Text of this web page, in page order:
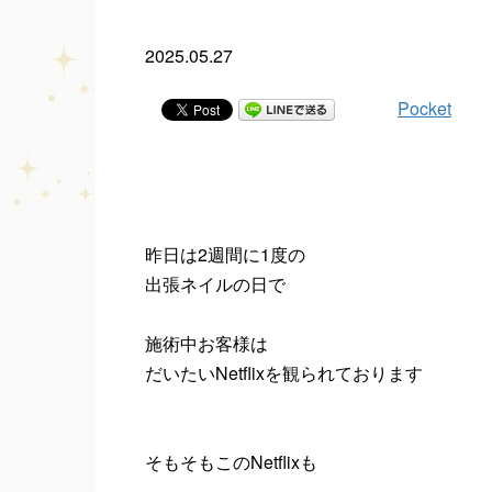
2025.05.27
Pocket
昨日は2週間に1度の
出張ネイルの日で
施術中お客様は
だいたいNetflixを観られております
そもそもこのNetflixも